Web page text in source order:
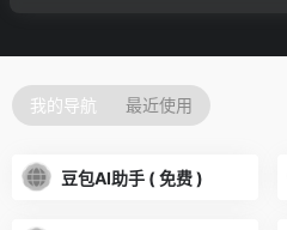
我的导航 最近使用
豆包AI助手 ( 免费 )